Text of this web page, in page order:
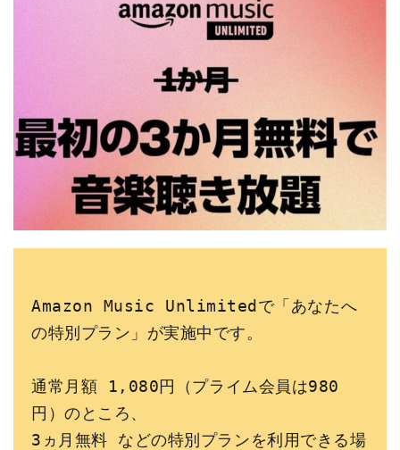
Amazon Music Unlimitedで「あなたへ
の特別プラン」が実施中です。
通常月額 1,080円（プライム会員は980
円）のところ、
3ヵ月無料 などの特別プランを利用できる場